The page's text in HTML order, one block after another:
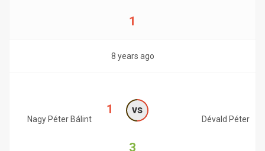
1
8 years ago
Nagy Péter Bálint
1 vs
3
Dévald Péter